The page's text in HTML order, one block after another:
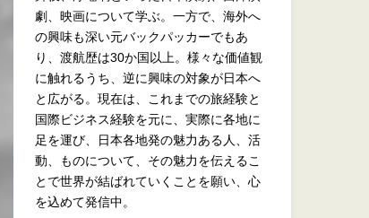
劇、映画について学ぶ。一方で、海外へ
の興味も深い元バックパッカーでもあ
り、渡航歴は30か国以上。様々な価値観
に触れるうち、逆に興味の対象が日本へ
と広がる。現在は、これまでの旅経験と
国際ビジネス経験を元に、実際に各地に
足を運び、日本各地発の魅力ある人、活
動、ものについて、その魅力を伝えるこ
とで世界が結ばれていくことを願い、心
を込めて発信中。